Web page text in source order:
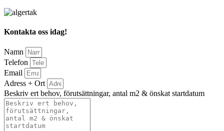
Kontakta oss idag!
Namn
Telefon
Email
Adress + Ort
Beskriv ert behov, förutsättningar, antal m2 & önskat startdatum